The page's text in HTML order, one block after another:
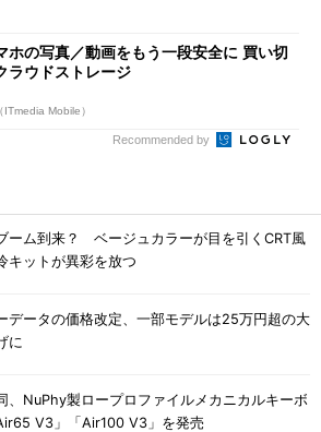
ホの写真／動画をもう一段安全に 買い切
ラウドストレージ
ITmedia Mobile）
Recommended by
ーム到来？ ベージュカラーが目を引くCRT風
キットが異彩を放つ
データの価格改定、一部モデルは25万円超の大
に
、NuPhy製ロープロファイルメカニカルキーボ
V3」「Air100 V3」を発売